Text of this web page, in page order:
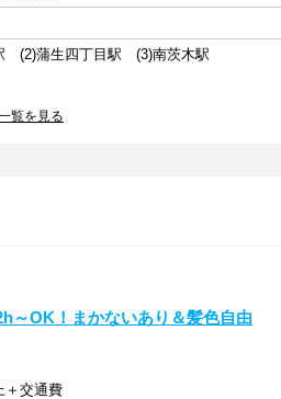
(2)蒲生四丁目駅 (3)南茨木駅
覧を見る
～OK！まかないあり＆髪色自由
＋交通費